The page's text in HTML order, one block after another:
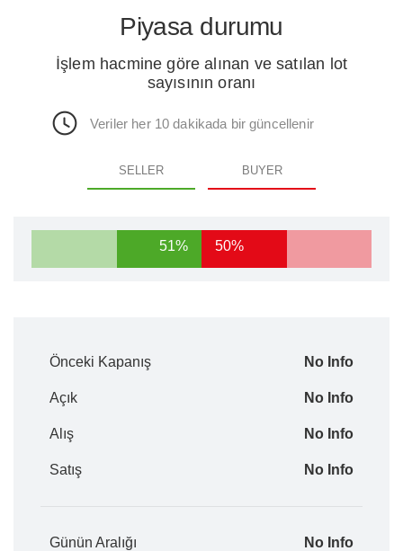
Piyasa durumu
İşlem hacmine göre alınan ve satılan lot
sayısının oranı
Veriler her 10 dakikada bir güncellenir
SELLER BUYER
51% 50%
Önceki Kapanış No Info
Açık No Info
Alış No Info
Satış No Info
Günün Aralığı No Info